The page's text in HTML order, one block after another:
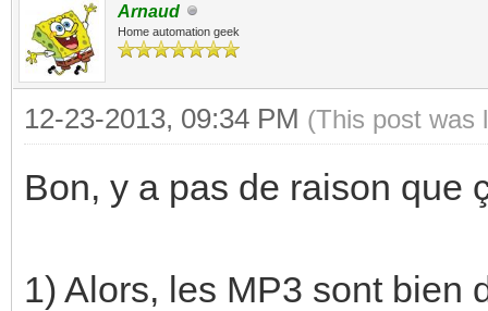
Arnaud
Home automation geek
12-23-2013, 09:34 PM (This post was
Bon, y a pas de raison que
1) Alors, les MP3 sont bien